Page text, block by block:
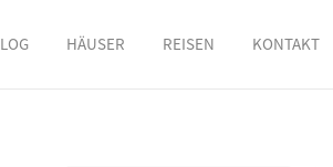
HÄUSER REISEN KONTAKT